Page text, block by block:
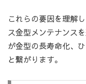
これらの要因を理解
ス金型メンテナンス
が金型の長寿命化、
と繋がります。